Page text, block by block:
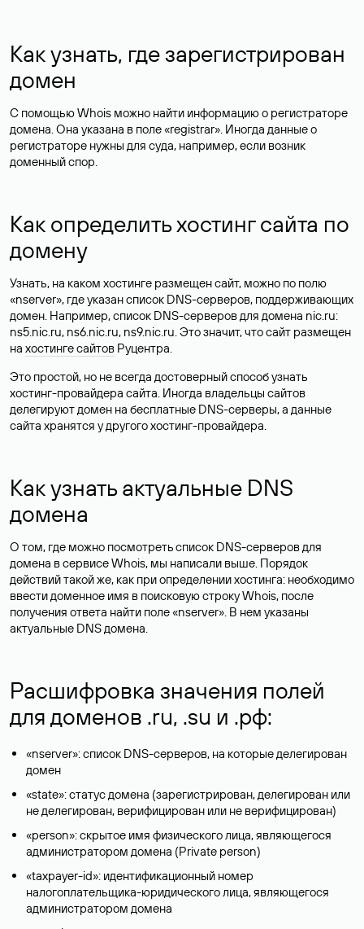
Как узнать, где зарегистрирован
домен
С помощью Whois можно найти информацию о регистраторе
домена. Она указана в поле «registrar». Иногда данные о
регистраторе нужны для суда, например, если возник
доменный спор.
Как определить хостинг сайта по
домену
Узнать, на каком хостинге размещен сайт, можно по полю
«nserver», где указан список DNS-серверов, поддерживающих
домен. Например, список DNS-серверов для домена nic.ru:
ns5.nic.ru, ns6.nic.ru, ns9.nic.ru. Это значит, что сайт размещен
на хостинге сайтов Руцентра.
Это простой, но не всегда достоверный способ узнать
хостинг-провайдера сайта. Иногда владельцы сайтов
делегируют домен на бесплатные DNS-серверы, а данные
сайта хранятся у другого хостинг-провайдера.
Как узнать актуальные DNS
домена
О том, где можно посмотреть список DNS-серверов для
домена в сервисе Whois, мы написали выше. Порядок
действий такой же, как при определении хостинга: необходимо
ввести доменное имя в поисковую строку Whois, после
получения ответа найти поле «nserver». В нем указаны
актуальные DNS домена.
Расшифровка значения полей
для доменов .ru, .su и .рф:
«nserver»: список DNS-серверов, на которые делегирован
домен
«state»: статус домена (зарегистрирован, делегирован или
не делегирован, верифицирован или не верифицирован)
«person»: скрытое имя физического лица, являющегося
администратором домена (Privatе person)
«taxpayer-id»: идентификационный номер
налогоплательщика-юридического лица, являющегося
администратором домена